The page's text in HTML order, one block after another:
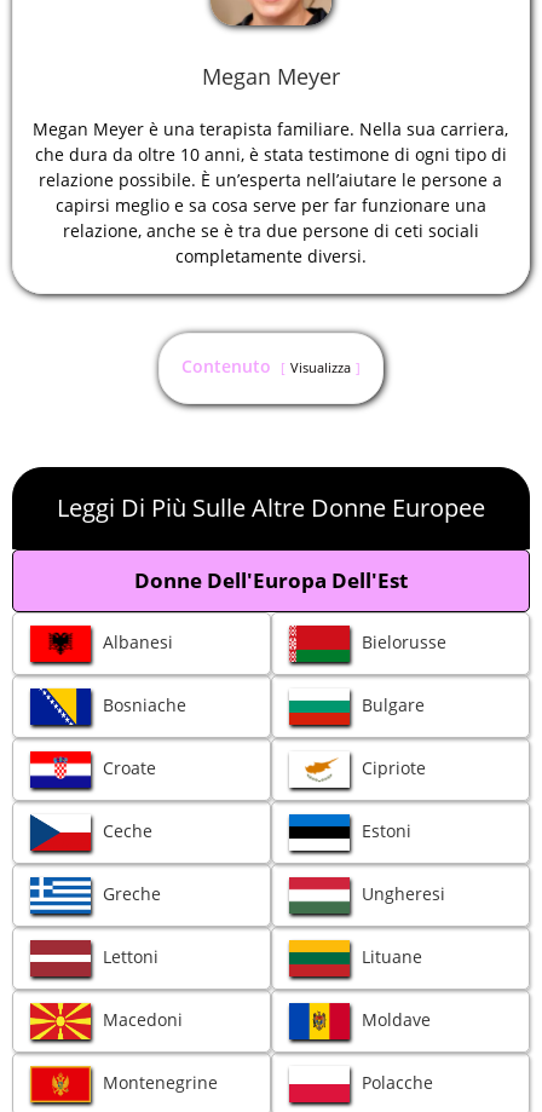
Megan Meyer
Megan Meyer è una terapista familiare. Nella sua carriera,
che dura da oltre 10 anni, è stata testimone di ogni tipo di
relazione possibile. È un’esperta nell’aiutare le persone a
capirsi meglio e sa cosa serve per far funzionare una
relazione, anche se è tra due persone di ceti sociali
completamente diversi.
Contenuto Visualizza
Leggi Di Più Sulle Altre Donne Europee
Donne Dell'Europa Dell'Est
Albanesi Bielorusse
Bosniache Bulgare
Croate Cipriote
Ceche Estoni
Greche Ungheresi
Lettoni Lituane
Macedoni Moldave
Montenegrine Polacche